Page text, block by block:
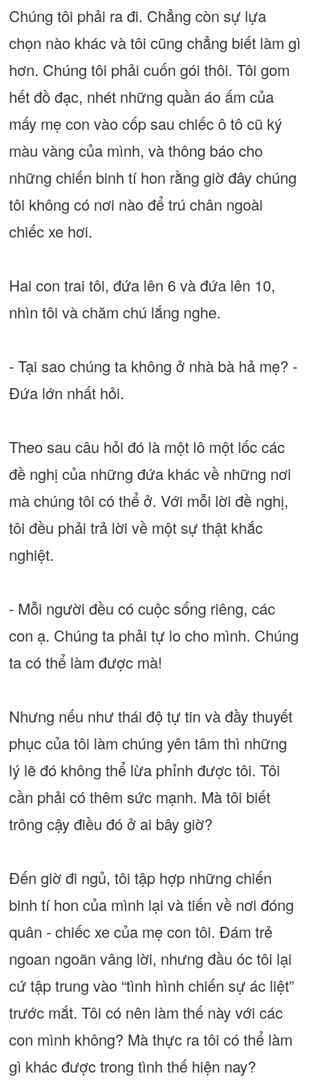
Chúng tôi phải ra đi. Chẳng còn sự lựa
chọn nào khác và tôi cũng chẳng biết làm gì
hơn. Chúng tôi phải cuốn gói thôi. Tôi gom
hết đồ đạc, nhét những quần áo ấm của
mấy mẹ con vào cốp sau chiếc ô tô cũ ký
màu vàng của mình, và thông báo cho
những chiến binh tí hon rằng giờ đây chúng
tôi không có nơi nào để trú chân ngoài
chiếc xe hơi.
Hai con trai tôi, đứa lên 6 và đứa lên 10,
nhìn tôi và chăm chú lắng nghe.
- Tại sao chúng ta không ở nhà bà hả mẹ? -
Đứa lớn nhất hỏi.
Theo sau câu hỏi đó là một lô một lốc các
đề nghị của những đứa khác về những nơi
mà chúng tôi có thể ở. Với mỗi lời đề nghị,
tôi đều phải trả lời về một sự thật khắc
nghiệt.
- Mỗi người đều có cuộc sống riêng, các
con ạ. Chúng ta phải tự lo cho mình. Chúng
ta có thể làm được mà!
Nhưng nếu như thái độ tự tin và đầy thuyết
phục của tôi làm chúng yên tâm thì những
lý lẽ đó không thể lừa phỉnh được tôi. Tôi
cần phải có thêm sức mạnh. Mà tôi biết
trông cậy điều đó ở ai bây giờ?
Đến giờ đi ngủ, tôi tập hợp những chiến
binh tí hon của mình lại và tiến về nơi đóng
quân - chiếc xe của mẹ con tôi. Đám trẻ
ngoan ngoãn vâng lời, nhưng đầu óc tôi lại
cứ tập trung vào “tình hình chiến sự ác liệt”
trước mắt. Tôi có nên làm thế này với các
con mình không? Mà thực ra tôi có thể làm
gì khác được trong tình thế hiện nay?